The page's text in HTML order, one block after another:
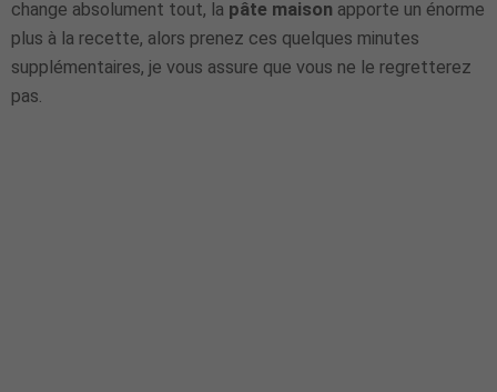
change absolument tout, la pâte maison apporte un énorme
plus à la recette, alors prenez ces quelques minutes
supplémentaires, je vous assure que vous ne le regretterez
pas.